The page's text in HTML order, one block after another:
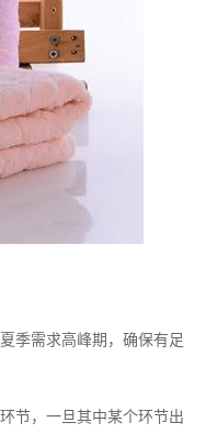
季需求高峰期，确保有足
节，一旦其中某个环节出